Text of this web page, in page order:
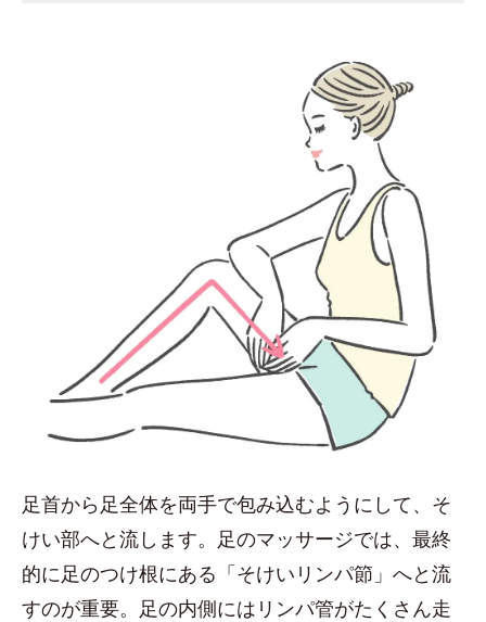
足首から足全体を両手で包み込むようにして、そ
けい部へと流します。足のマッサージでは、最終
的に足のつけ根にある「そけいリンパ節」へと流
すのが重要。足の内側にはリンパ管がたくさん走